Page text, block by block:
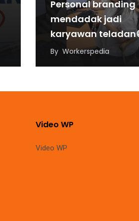
Personal branding
mendadak jadi
karyawan
#pencitraan
By Workerspedia
Video WP
Video WP